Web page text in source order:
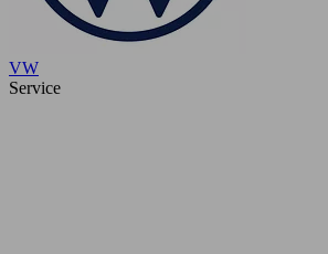
VW
Service